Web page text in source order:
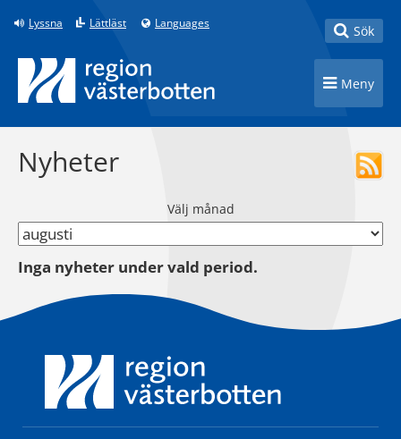
Till innehåll på sidan
Lyssna Lättläst Languages Toggle
Sök
Toggle
Meny
Nyheter
Välj månad
Inga nyheter under vald period.